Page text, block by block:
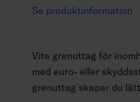
Se produktinformation
Vita grenuttag för
med euro- eller
grenuttag skapar du